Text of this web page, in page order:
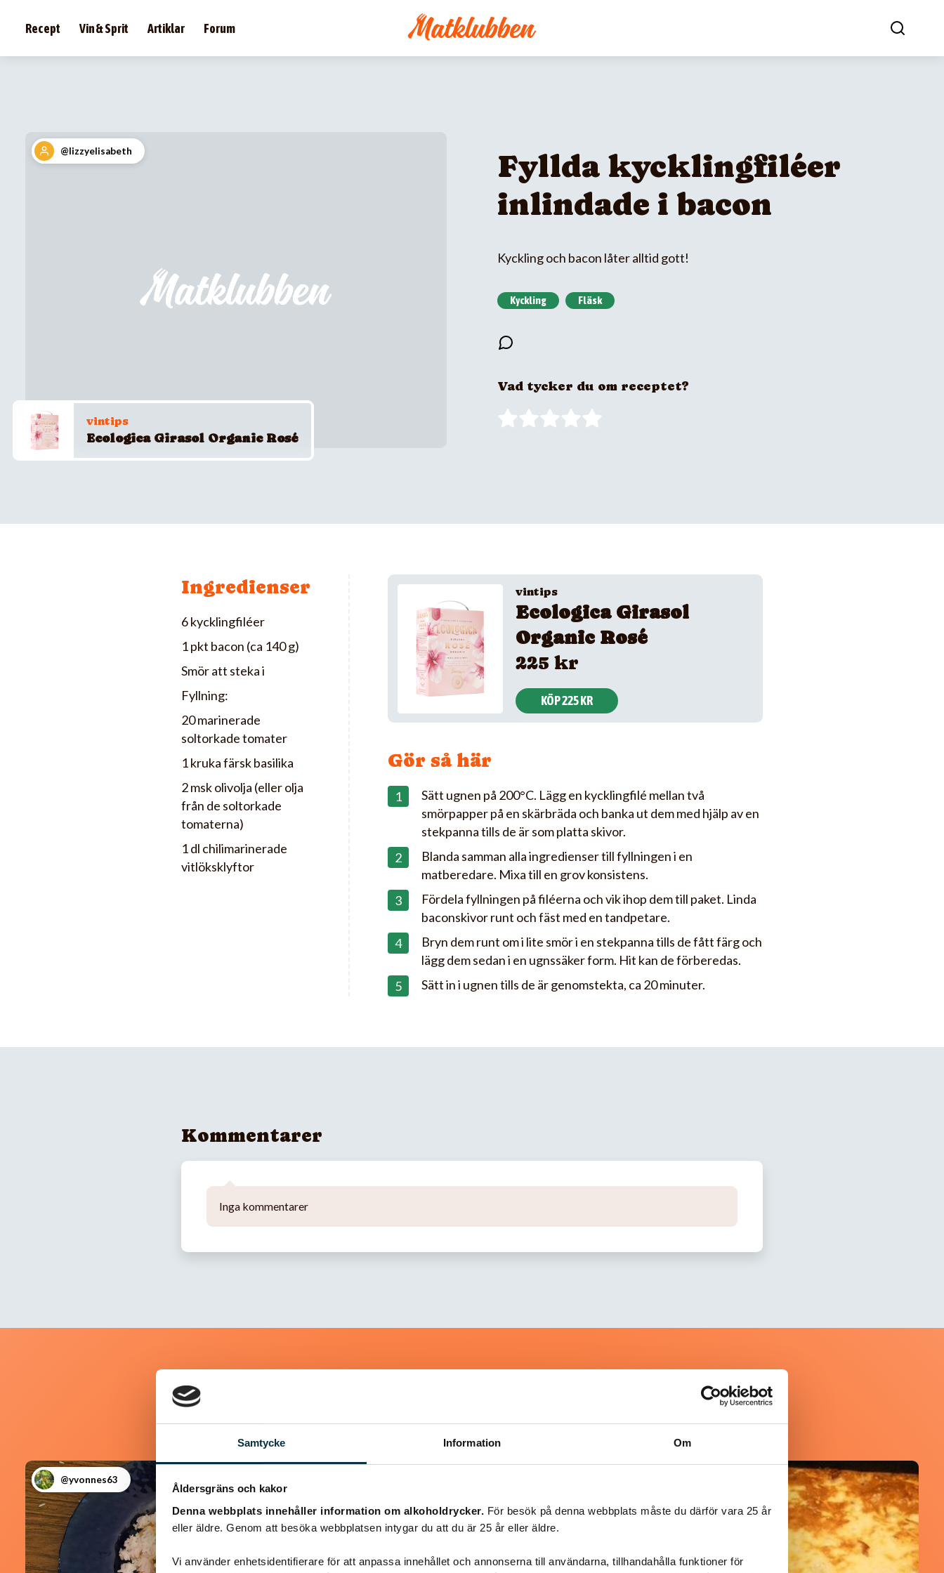
Samtycke Information Om
Åldersgräns och kakor
Denna webbplats innehåller information om alkoholdrycker. För besök på denna webbplats måste du därför vara 25 år
eller äldre. Genom att besöka webbplatsen intygar du att du är 25 år eller äldre.
Vi använder enhetsidentifierare för att anpassa innehållet och annonserna till användarna, tillhandahålla funktioner för
Recept Vin & Sprit Artiklar Forum
@lizzyelisabeth
vintips
Ecologica Girasol Organic Rosé
Fyllda kycklingfiléer
inlindade i bacon
Kyckling och bacon låter alltid gott!
Kyckling Fläsk
Vad tycker du om receptet?
Ingredienser
6 kycklingfiléer
1 pkt bacon (ca 140 g)
Smör att steka i
Fyllning:
20 marinerade
soltorkade tomater
1 kruka färsk basilika
2 msk olivolja (eller olja
från de soltorkade
tomaterna)
1 dl chilimarinerade
vitlöksklyftor
vintips
Ecologica Girasol
Organic Rosé
225 kr
KÖP 225 KR
Gör så här
Sätt ugnen på 200°C. Lägg en kycklingfilé mellan två
smörpapper på en skärbräda och banka ut dem med hjälp av en
stekpanna tills de är som platta skivor.
Blanda samman alla ingredienser till fyllningen i en
matberedare. Mixa till en grov konsistens.
Fördela fyllningen på filéerna och vik ihop dem till paket. Linda
baconskivor runt och fäst med en tandpetare.
Bryn dem runt om i lite smör i en stekpanna tills de fått färg och
lägg dem sedan i en ugnssäker form. Hit kan de förberedas.
Sätt in i ugnen tills de är genomstekta, ca 20 minuter.
Kommentarer
Inga kommentarer
Liknande recept
@yvonnes63